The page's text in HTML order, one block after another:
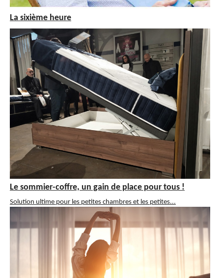
La sixième heure
Le sommier-coffre, un gain de place pour tous !
Solution ultime pour les petites chambres et les petites...